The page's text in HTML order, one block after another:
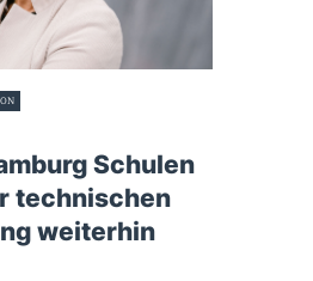
Schulen
technischen
weiterhin